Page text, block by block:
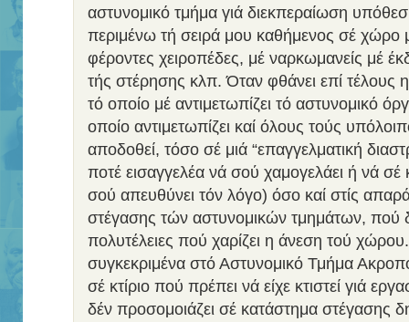
αστυνομικό τμήμα γιά διεκπεραίωση
περιμένω τή σειρά μου καθήμενος σέ χώρο
φέροντες χειροπέδες, μέ ναρκωμανείς μέ
τής στέρησης κλπ. Όταν φθάνει επί τέλους
τό οποίο μέ αντιμετωπίζει τό αστυνομικό
οποίο αντιμετωπίζει καί όλους τούς
αποδοθεί, τόσο σέ μιά “επαγγελματική
ποτέ εισαγγελέα νά σού χαμογελάει ή νά σέ
σού απευθύνει τόν λόγο) όσο καί στίς
στέγασης τών αστυνομικών τμημάτων, πού
πολυτέλειες πού χαρίζει η άνεση τού
συγκεκριμένα στό Αστυνομικό Τμήμα
σέ κτίριο πού πρέπει νά είχε κτιστεί γιά
δέν προσομοιάζει σέ κατάστημα στέγασης